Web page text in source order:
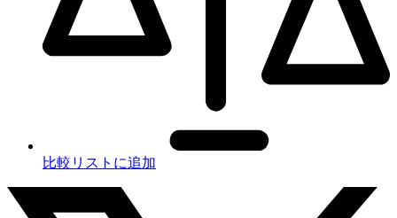
比較リストに追加